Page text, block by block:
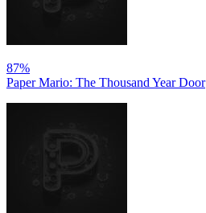
87%
Paper Mario: The Thousand Year Door